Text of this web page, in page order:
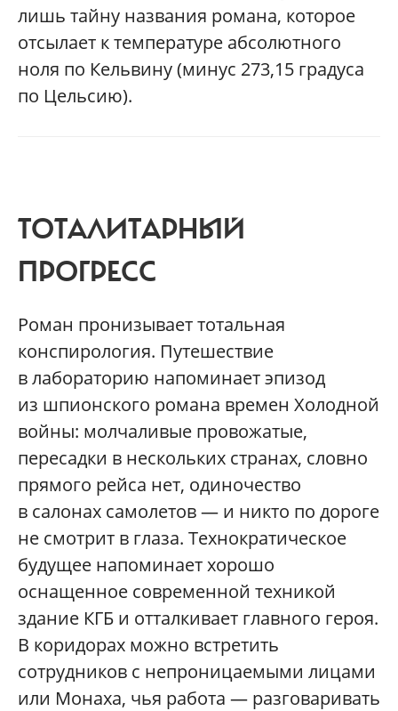
лишь тайну названия романа, которое
отсылает к температуре абсолютного
ноля по Кельвину (минус 273,15 градуса
по Цельсию).
ТОТАЛИТАРНЫЙ
ПРОГРЕСС
Роман пронизывает тотальная
конспирология. Путешествие
в лабораторию напоминает эпизод
из шпионского романа времен Холодной
войны: молчаливые провожатые,
пересадки в нескольких странах, словно
прямого рейса нет, одиночество
в салонах самолетов — и никто по дороге
не смотрит в глаза. Технократическое
будущее напоминает хорошо
оснащенное современной техникой
здание КГБ и отталкивает главного героя.
В коридорах можно встретить
сотрудников с непроницаемыми лицами
или Монаха, чья работа — разговаривать